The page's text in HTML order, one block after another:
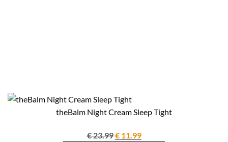
theBalm Night Cream Sleep Tight
€23.99Oorspronkelijke
€11.99Huidige